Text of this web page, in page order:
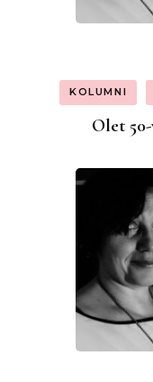
KOLUMNI
Olet